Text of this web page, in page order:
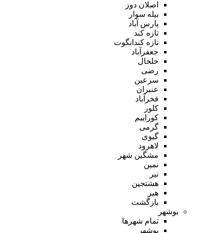
اصلان دوز
بیله سوار
پارس آباد
تازه کند
تازه کندانگوت
جعفرآباد
خلخال
رضی
سرعین
عنبران
فخرآباد
کلور
کوراییم
گرمی
گیوی
لاهرود
مشگین شهر
نمین
نیر
هشتجین
هیر
بازگشت
بوشهر
تمام شهر‌ها
بوشهر